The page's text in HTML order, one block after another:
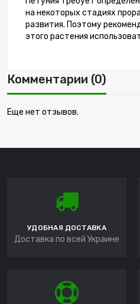
на некоторых стадиях
развития. Поэтому
этого растения
Комментарии (0)
Еще нет отзывов.
УДОБНАЯ ДОСТАВКА
Доставка по всей Украине